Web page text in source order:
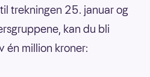
trekningen 25. januar og
kan du bli
én million kroner: